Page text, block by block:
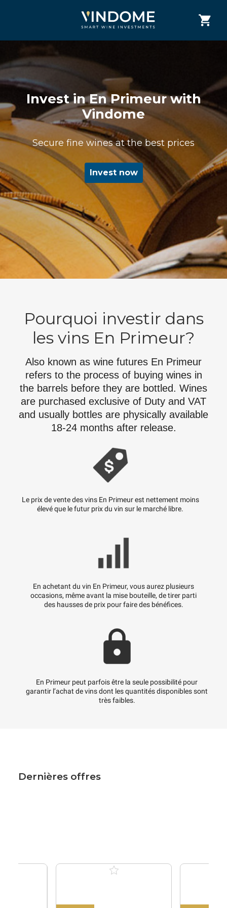
Invest in En Primeur with
Vindome
Secure fine wines at the best prices
Invest now
Pourquoi investir dans
les vins En Primeur?
Also known as wine futures En Primeur
refers to the process of buying wines in
the barrels before they are bottled. Wines
are purchased exclusive of Duty and VAT
and usually bottles are physically available
18-24 months after release.
Le prix de vente des vins En Primeur est nettement moins
élevé que le futur prix du vin sur le marché libre.
En achetant du vin En Primeur, vous aurez plusieurs
occasions, même avant la mise bouteille, de tirer parti
des hausses de prix pour faire des bénéfices.
En Primeur peut parfois être la seule possibilité pour
garantir l’achat de vins dont les quantités disponibles sont
très faibles.
Dernières offres